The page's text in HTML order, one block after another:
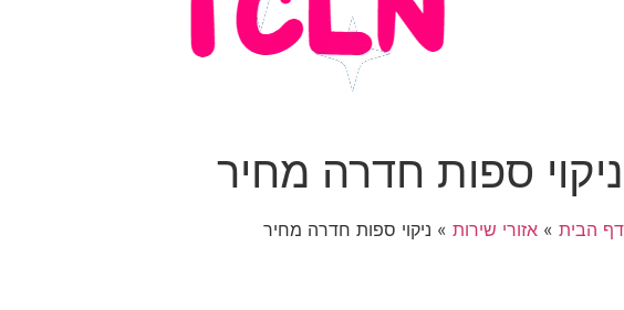
ניקוי ספות חדרה מחיר
דף הבית » אזורי שירות » ניקוי ספות חדרה מחיר